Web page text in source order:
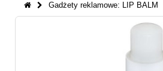
Gadżety reklamowe: LIP BALM